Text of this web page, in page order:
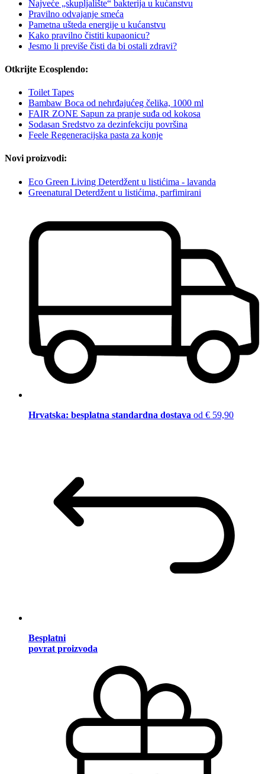
Najveće „skupljalište“ bakterija u kućanstvu
Pravilno odvajanje smeća
Pametna ušteda energije u kućanstvu
Kako pravilno čistiti kupaonicu?
Jesmo li previše čisti da bi ostali zdravi?
Otkrijte Ecosplendo:
Toilet Tapes
Bambaw Boca od nehrđajućeg čelika, 1000 ml
FAIR ZONE Sapun za pranje suđa od kokosa
Sodasan Sredstvo za dezinfekciju površina
Feele Regeneracijska pasta za konje
Novi proizvodi:
Eco Green Living Deterdžent u listićima - lavanda
Greenatural Deterdžent u listićima, parfimirani
Hrvatska: besplatna standardna dostava od € 59,90
Besplatni
povrat proizvoda